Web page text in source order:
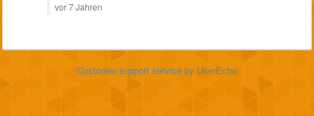
vor 7 Jahren
Customer support service by UserEcho